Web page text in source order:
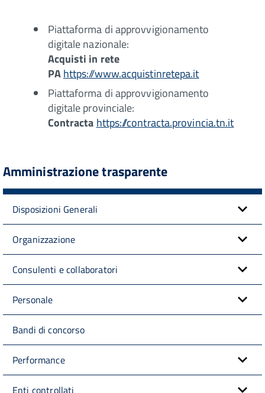
Piattaforma di approvvigionamento
digitale nazionale:
Acquisti in rete
PAhttps://www.acquistinretepa.it
Piattaforma di approvvigionamento
digitale provinciale:
Contracta https://contracta.provincia.tn.it
Amministrazione trasparente
Disposizioni Generali
Organizzazione
Consulenti e collaboratori
Personale
Bandi di concorso
Performance
Enti controllati